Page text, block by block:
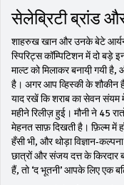
सेलेब्रिटी ब्रांड
शाहरुख खान और उनके बेटे आर्यन
स्पिरिट्स कॉम्पिटिशन में दो बड़े
माल्ट को मिलाकर बनायी़ गयी
है। अगर आप व्हिस्की के शौकीन
याद रखें कि शराब का सेवन संयम में
महीने रिलीज़ हुई। मौनी ने 45
मेहनत साफ़ दिखती है। फ़िल्म में
हँसी भी, और थोड़ा
छात्रों और संजय दत्त के किरदार
हैं, तो ‘द भूतनी’ आपके लिए एक